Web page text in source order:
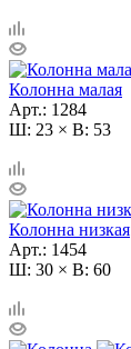
Колонна малая
Арт.: 1284
Ш: 23 × В: 53
Колонна низкая
Арт.: 1454
Ш: 30 × В: 60